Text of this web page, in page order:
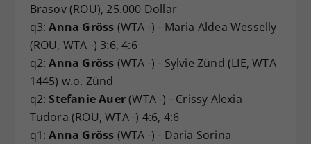
Brasov (ROU), 25.000 Dollar
q3:Anna Gröss (WTA -) - Maria Aldea Wesselly
(ROU, WTA -) 3:6, 4:6
q2:Anna Gröss (WTA -) - Sylvie Zünd (LIE, WTA
1445) w.o. Zünd
q2:Stefanie Auer(WTA -) - Crissy Alexia
Tudora (ROU, WTA -) 4:6, 4:6
q1:Anna Gröss (WTA -) - Daria Sorina